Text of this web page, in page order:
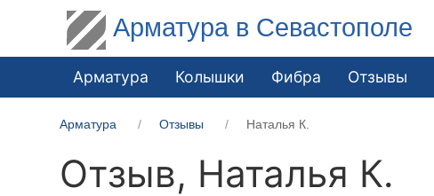
Арматура в Севастополе
Арматура Колышки Фибра Отзывы
Арматура Отзывы Наталья К.
Отзыв, Наталья К.